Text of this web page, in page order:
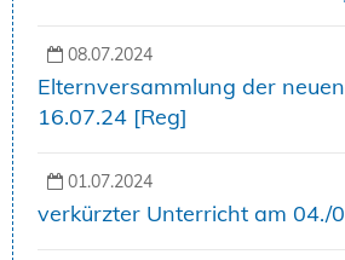
08.07.2024
Elternversammlung der
16.07.24 [Reg]
01.07.2024
verkürzter Unterricht am 04./